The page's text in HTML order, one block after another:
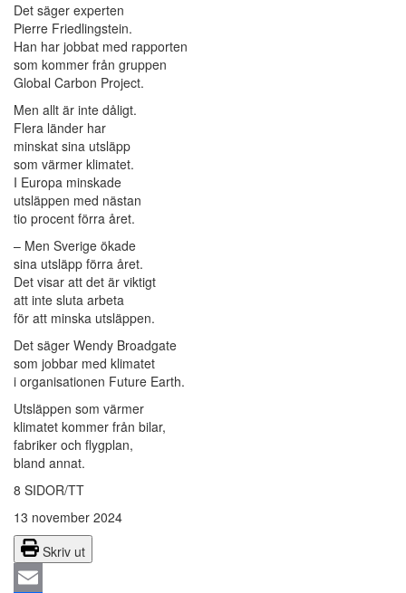
Det säger experten
Pierre Friedlingstein.
Han har jobbat med rapporten
som kommer från gruppen
Global Carbon Project.
Men allt är inte dåligt.
Flera länder har
minskat sina utsläpp
som värmer klimatet.
I Europa minskade
utsläppen med nästan
tio procent förra året.
– Men Sverige ökade
sina utsläpp förra året.
Det visar att det är viktigt
att inte sluta arbeta
för att minska utsläppen.
Det säger Wendy Broadgate
som jobbar med klimatet
i organisationen Future Earth.
Utsläppen som värmer
klimatet kommer från bilar,
fabriker och flygplan,
bland annat.
8 SIDOR/TT
13 november 2024
Skriv ut